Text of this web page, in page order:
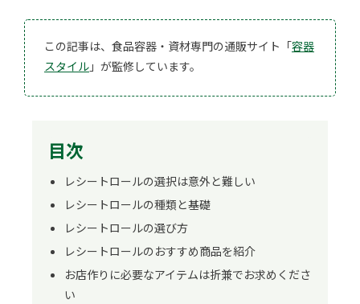
この記事は、食品容器・資材専門の通販サイト「容器
スタイル 」が監修しています。
目次
レシートロールの選択は意外と難しい
レシートロールの種類と基礎
レシートロールの選び方
レシートロールのおすすめ商品を紹介
お店作りに必要なアイテムは折兼でお求めくださ
い